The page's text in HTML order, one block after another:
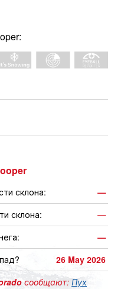
склона:
—
склона:
—
—
26 May 2026
сообщают: Пух